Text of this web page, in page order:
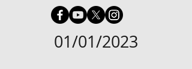
01/01/2023